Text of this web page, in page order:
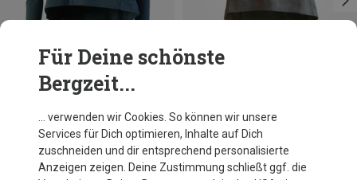
Du sparst 20%
Für Deine schönste
Bergzeit...
… verwenden wir Cookies. So können wir unsere
Services für Dich optimieren, Inhalte auf Dich
zuschneiden und dir entsprechend personalisierte
Anzeigen zeigen. Deine Zustimmung schließt ggf. die